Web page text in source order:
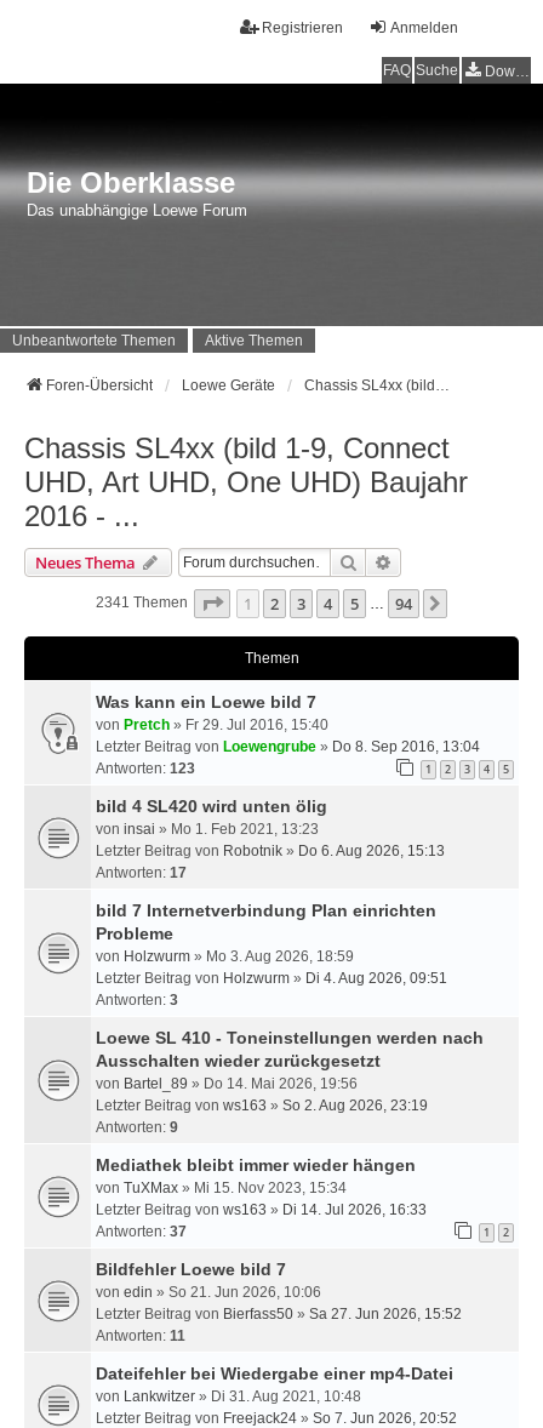
Anmelden
Registrieren
FAQ Suche Downloads
Die Oberklasse
Das unabhängige Loewe Forum
Unbeantwortete Themen Aktive Themen
Foren-Übersicht Loewe Geräte Chassis SL4xx (bild 1-9, Connect UHD, Art UHD, One UHD) Baujahr 2016 - ...
Chassis SL4xx (bild 1-9, Connect
UHD, Art UHD, One UHD) Baujahr
2016 - ...
Neues Thema Suche
2341 Themen Seite 1Von 94
1 2 3 4 5 … 94
Themen
Was kann ein Loewe bild 7
von Pretch » Fr 29. Jul 2016, 15:40
Letzter Beitrag von Loewengrube » Do 8. Sep 2016, 13:04
Antworten: 123 1 2 3 4 5
bild 4 SL420 wird unten ölig
von insai » Mo 1. Feb 2021, 13:23
Letzter Beitrag von Robotnik » Do 6. Aug 2026, 15:13
Antworten: 17
bild 7 Internetverbindung Plan einrichten
Probleme
von Holzwurm » Mo 3. Aug 2026, 18:59
Letzter Beitrag von Holzwurm » Di 4. Aug 2026, 09:51
Antworten: 3
Loewe SL 410 - Toneinstellungen werden nach
Ausschalten wieder zurückgesetzt
von Bartel_89 » Do 14. Mai 2026, 19:56
Letzter Beitrag von ws163 » So 2. Aug 2026, 23:19
Antworten: 9
Mediathek bleibt immer wieder hängen
von TuXMax » Mi 15. Nov 2023, 15:34
Letzter Beitrag von ws163 » Di 14. Jul 2026, 16:33
Antworten: 37 1 2
Bildfehler Loewe bild 7
von edin » So 21. Jun 2026, 10:06
Letzter Beitrag von Bierfass50 » Sa 27. Jun 2026, 15:52
Antworten: 11
Dateifehler bei Wiedergabe einer mp4-Datei
von Lankwitzer » Di 31. Aug 2021, 10:48
Letzter Beitrag von Freejack24 » So 7. Jun 2026, 20:52